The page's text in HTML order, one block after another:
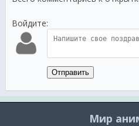
Войдите:
Отправить
Мир